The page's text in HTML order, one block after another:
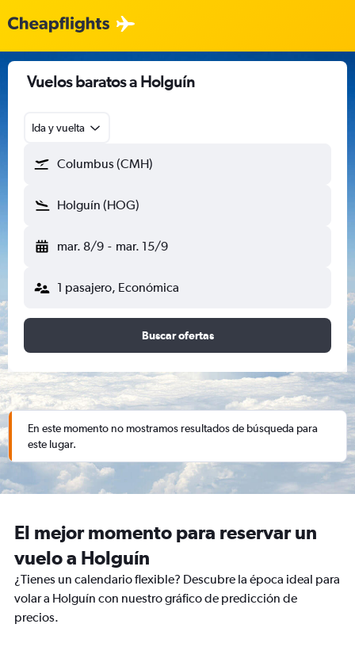
Vuelos baratos a Holguín
Ida y vuelta
Columbus (CMH)
Holguín (HOG)
mar. 8/9 - mar. 15/9
1 pasajero, Económica
Buscar ofertas
En este momento no mostramos resultados de búsqueda para
este lugar.
El mejor momento para reservar un
vuelo a Holguín
¿Tienes un calendario flexible? Descubre la época ideal para
volar a Holguín con nuestro gráfico de predicción de
precios.